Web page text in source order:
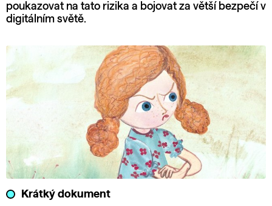
poukazovat na tato rizika a bojovat za větší bezpečí v
digitálním světě.
Krátký dokument